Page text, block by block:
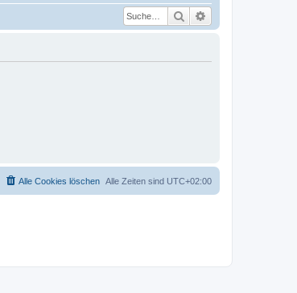
Suche
Alle Zeiten sind UTC+02:00
Alle Cookies löschen